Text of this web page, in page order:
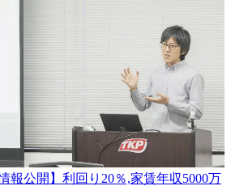
報公開】利回り20％,家賃年収5000万